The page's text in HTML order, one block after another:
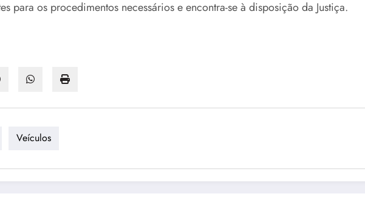
para os procedimentos necessários e encontra-se à disposição da Justiça.
Veículos